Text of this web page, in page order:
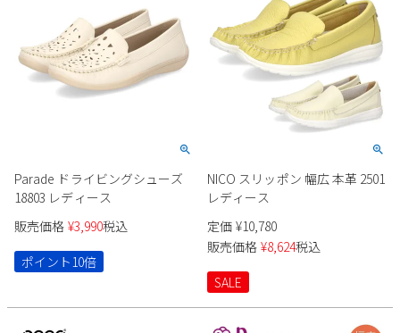
Parade ドライビングシューズ
18803 レディース
販売価格 ¥3,990税込
ポイント10倍
NICO スリッポン 幅広 本革 2501
レディース
定価 ¥10,780
販売価格 ¥8,624税込
SALE